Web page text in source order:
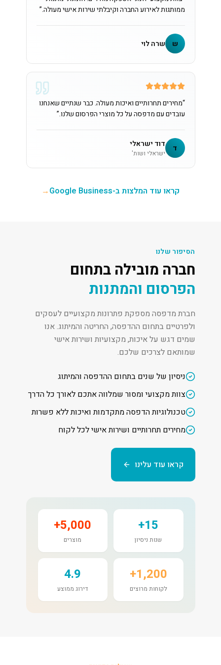
ממותגות לאירוע החברה וקיבלתי שירות אישי מעולה.”
ש שרה לוי
“מחירים תחרותיים ואיכות מעולה. כבר שנתיים שאנחנו
עובדים עם מדפסה על כל מוצרי הפרסום שלנו.”
ד דוד ישראלי
ישראלי ושות'
קראו עוד המלצות ב-Google Business →
הסיפור שלנו
חברה מובילה בתחום
הפרסום והמתנות
חברת מדפסה מספקת פתרונות מקצועיים לעסקים
ולפרטיים בתחום ההדפסה, החריטה והמיתוג. אנו
שמים דגש על איכות, מקצועיות ושירות אישי
שמותאם לצרכים שלכם.
ניסיון של שנים בתחום ההדפסה והמיתוג
צוות מקצועי ומסור שמלווה אתכם לאורך כל הדרך
טכנולוגיות הדפסה מתקדמות ואיכות ללא פשרות
מחירים תחרותיים ושירות אישי לכל לקוח
קראו עוד עלינו
15+
שנות ניסיון
5,000+
מוצרים
1,200+
לקוחות מרוצים
4.9
דירוג ממוצע